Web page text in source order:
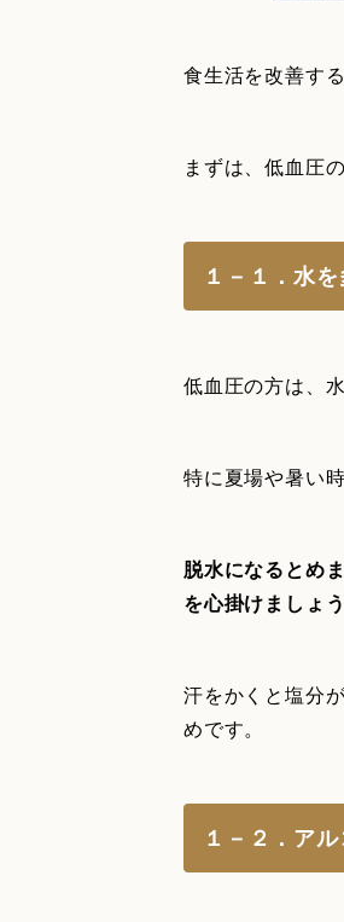
食生活を改善す
まずは、低血圧
１－１．水
低血圧の方は、
特に夏場や暑い
脱水になるとめ
を心掛けましょう
汗をかくと塩分
めです。
１－２．ア